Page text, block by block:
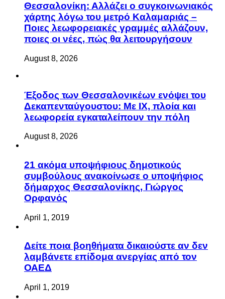
Θεσσαλονίκη: Αλλάζει ο συγκοινωνιακός
χάρτης λόγω του μετρό Καλαμαριάς –
Ποιες λεωφορειακές γραμμές αλλάζουν,
ποιες οι νέες, πώς θα λειτουργήσουν
August 8, 2026
Έξοδος των Θεσσαλονικέων ενόψει του
Δεκαπενταύγουστου: Με ΙΧ, πλοία και
λεωφορεία εγκαταλείπουν την πόλη
August 8, 2026
21 ακόμα υποψήφιους δημοτικούς
συμβούλους ανακοίνωσε ο υποψήφιος
δήμαρχος Θεσσαλονίκης, Γιώργος
Ορφανός
April 1, 2019
Δείτε ποια βοηθήματα δικαιούστε αν δεν
λαμβάνετε επίδομα ανεργίας από τον
ΟΑΕΔ
April 1, 2019